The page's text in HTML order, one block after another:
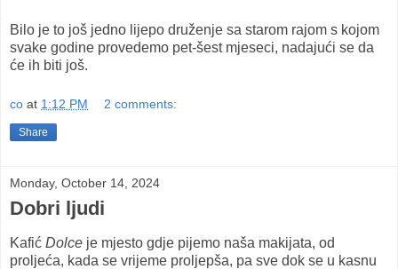
Bilo je to još jedno lijepo druženje sa starom rajom s kojom
svake godine provedemo pet-šest mjeseci, nadajući se da
će ih biti još.
co at 1:12 PM 2 comments:
Share
Monday, October 14, 2024
Dobri ljudi
Kafić Dolce je mjesto gdje pijemo naša makijata, od
proljeća, kada se vrijeme proljepša, pa sve dok se u kasnu